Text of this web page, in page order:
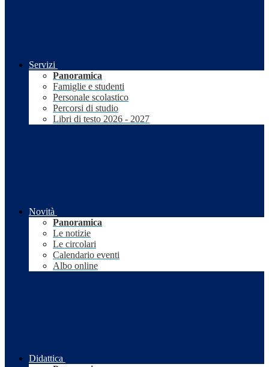
Servizi
Panoramica
Famiglie e studenti
Personale scolastico
Percorsi di studio
Libri di testo 2026 - 2027
Novità
Panoramica
Le notizie
Le circolari
Calendario eventi
Albo online
Didattica